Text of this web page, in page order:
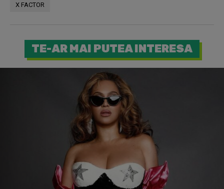
X FACTOR
TE-AR MAI PUTEA INTERESA